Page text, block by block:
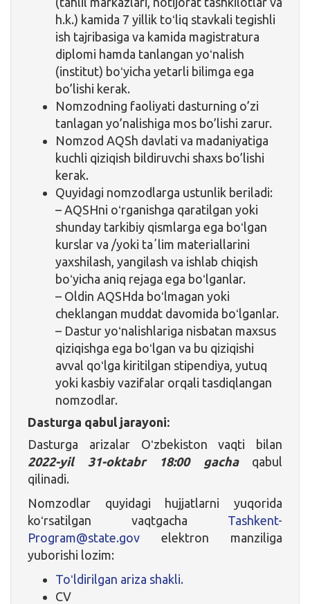
h.k.) kamida 7 yillik toʻliq stavkali tegishli
ish tajribasiga va kamida magistratura
diplomi hamda tanlangan yoʻnalish
(institut) boʻyicha yetarli bilimga ega
bo’lishi kerak.
Nomzodning faoliyati dasturning o’zi
tanlagan yo’nalishiga mos bo’lishi zarur.
Nomzod AQSh davlati va madaniyatiga
kuchli qiziqish bildiruvchi shaxs bo’lishi
kerak.
Quyidagi nomzodlarga ustunlik beriladi:
– AQSHni oʻrganishga qaratilgan yoki
shunday tarkibiy qismlarga ega boʻlgan
kurslar va /yoki taʼlim materiallarini
yaxshilash, yangilash va ishlab chiqish
boʻyicha aniq rejaga ega boʻlganlar.
– Oldin AQSHda boʻlmagan yoki
cheklangan muddat davomida boʻlganlar.
– Dastur yoʻnalishlariga nisbatan maxsus
qiziqishga ega boʻlgan va bu qiziqishi
avval qoʻlga kiritilgan stipendiya, yutuq
yoki kasbiy vazifalar orqali tasdiqlangan
nomzodlar.
Dasturga qabul jarayoni:
Dasturga arizalar Oʻzbekiston vaqti bilan
2022-yil 31-oktabr 18:00 gacha
qabul
qilinadi.
Nomzodlar quyidagi hujjatlarni yuqorida
koʻrsatilgan vaqtgacha Tashkent-
Program@state.gov elektron manziliga
yuborishi lozim:
Toʻldirilgan ariza shakli.
CV